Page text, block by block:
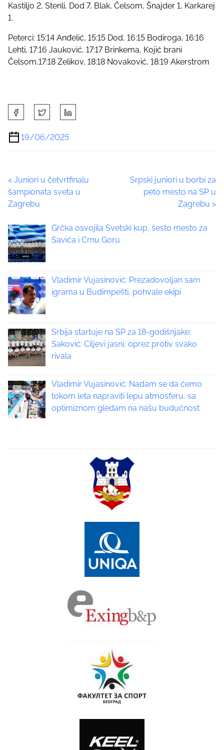
Kastiljo 2, Stenli, Dod 7, Blak, Čelsom, Šnajder 1, Karkarej
1.
Peterci: 15:14 Anđelić, 15:15 Dod, 16:15 Bodiroga, 16:16
Lehti, 17:16 Jauković, 17:17 Brinkema, Kojić brani
Čelsom,17:18 Zelikov, 18:18 Novaković, 18:19 Akerstrom
h
a
r
h
i
s
o
s
t
o
n
:
19/06/2025
P
o
s
t
s
n
a
i
g
a
t
< Juniori u četvrtfinalu
šampionata sveta u
Zagrebu
Srpski juniori u borbi za
peto mesto na SP u
Zagrebu >
Grčka osvojila Svetski kup, šesto mesto za
Savića i Crnu Goru
Vladimir Vujasinović: Prezadovoljan sam
igrama u Budimpešti, pohvale ekipi
Srbija startuje na SP za 18-godišnjake;
Saković: Ciljevi jasni, oprez protiv svako
rivala
Vladimir Vujasinović: Nadam se da ćemo
tokom leta napraviti lepu atmosferu, sa
optimiznom gledam na našu budućnost